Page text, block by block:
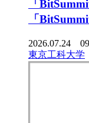
「
「
2026.07.24
東京工科大学